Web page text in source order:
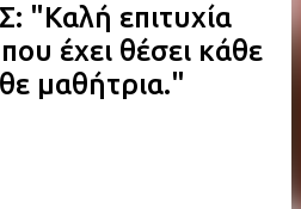
επιτυχία
έχει θέσει κάθε
μαθήτρια."